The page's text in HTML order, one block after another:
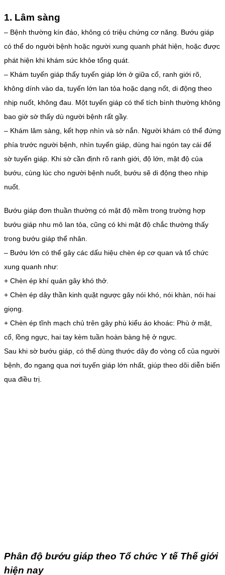
1. Lâm sàng
– Bệnh thường kín đáo, không có triệu chứng cơ năng. Bướu giáp
có thể do người bệnh hoặc người xung quanh phát hiện, hoặc được
phát hiện khi khám sức khỏe tổng quát.
– Khám tuyến giáp thấy tuyến giáp lớn ở giữa cổ, ranh giới rõ,
không dính vào da, tuyến lớn lan tỏa hoặc dạng nốt, di động theo
nhịp nuốt, không đau. Một tuyến giáp có thể tích bình thường không
bao giờ sờ thấy dù người bệnh rất gầy.
– Khám lâm sàng, kết hợp nhìn và sờ nắn. Người khám có thể đứng
phía trước người bệnh, nhìn tuyến giáp, dùng hai ngón tay cái để
sờ tuyến giáp. Khi sờ cần định rõ ranh giới, độ lớn, mật độ của
bướu, cùng lúc cho người bệnh nuốt, bướu sẽ di động theo nhịp
nuốt.
Bướu giáp đơn thuần thường có mật độ mềm trong trường hợp
bướu giáp nhu mô lan tỏa, cũng có khi mật độ chắc thường thấy
trong bướu giáp thể nhân.
– Bướu lớn có thể gây các dấu hiệu chèn ép cơ quan và tổ chức
xung quanh như:
+ Chèn ép khí quản gây khó thở.
+ Chèn ép dây thần kinh quặt ngược gây nói khó, nói khàn, nói hai
giọng.
+ Chèn ép tĩnh mạch chủ trên gây phù kiểu áo khoác: Phù ở mặt,
cổ, lồng ngực, hai tay kèm tuần hoàn bàng hệ ở ngực.
Sau khi sờ bướu giáp, có thể dùng thước dây đo vòng cổ của người
bệnh, đo ngang qua nơi tuyến giáp lớn nhất, giúp theo dõi diễn biến
qua điều trị.
Phân độ bướu giáp theo Tổ chức Y tế Thế giới
hiện nay